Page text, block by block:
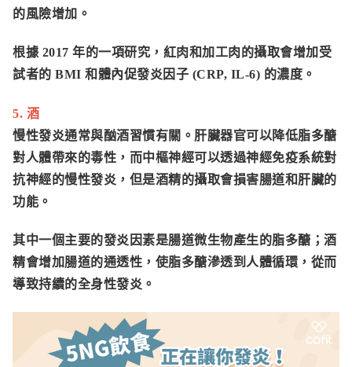
的風險增加。
根據 2017 年的一項研究，紅肉和加工肉的攝取會增加受
試者的 BMI 和體內促發炎因子 (CRP, IL-6) 的濃度。
5. 酒
慢性發炎通常與酗酒習慣有關。肝臟器官可以降低脂多醣
對人體帶來的毒性，而中樞神經可以透過神經免疫系統對
抗神經的慢性發炎，但是酒精的攝取會損害腸道和肝臟的
功能。
其中一個主要的發炎因素是腸道微生物產生的脂多醣 ；酒
精會增加腸道的通透性，使脂多醣滲透到人體循環，從而
導致持續的全身性發炎 。